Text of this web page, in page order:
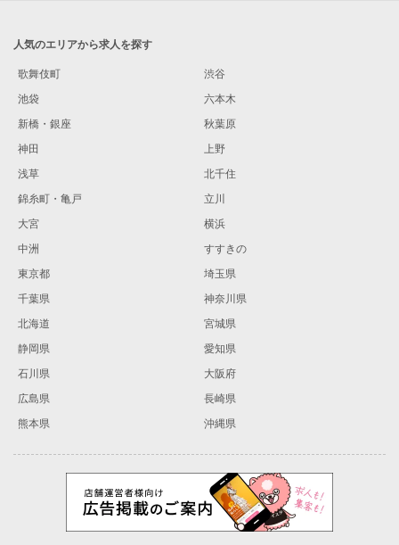
人気のエリアから求人を探す
歌舞伎町
渋谷
池袋
六本木
新橋・銀座
秋葉原
神田
上野
浅草
北千住
錦糸町・亀戸
立川
大宮
横浜
中洲
すすきの
東京都
埼玉県
千葉県
神奈川県
北海道
宮城県
静岡県
愛知県
石川県
大阪府
広島県
長崎県
熊本県
沖縄県